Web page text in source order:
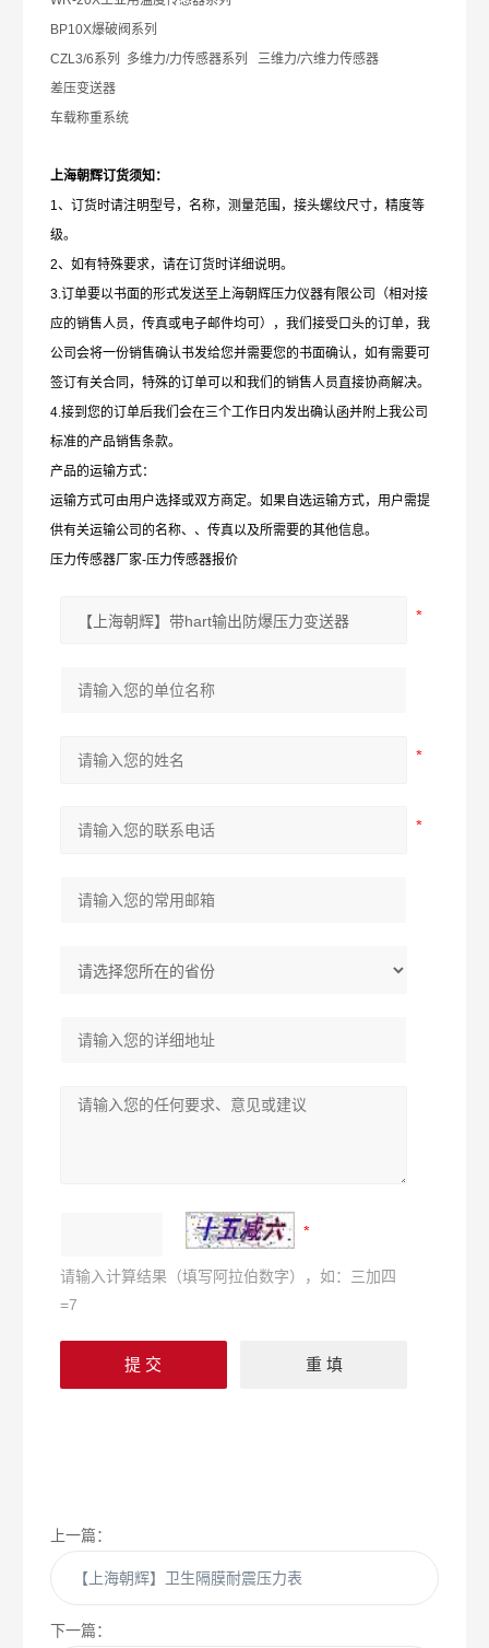
BP10X爆破阀系列
CZL3/6系列 多维力/力传感器系列 三维力/六维力传感器
差压变送器
车载称重系统
上海朝辉订货须知：
1、订货时请注明型号，名称，测量范围，接头螺纹尺寸，精度等
级。
2、如有特殊要求，请在订货时详细说明。
3.订单要以书面的形式发送至上海朝辉压力仪器有限公司（相对接
应的销售人员，传真或电子邮件均可），我们接受口头的订单，我
公司会将一份销售确认书发给您并需要您的书面确认，如有需要可
签订有关合同，特殊的订单可以和我们的销售人员直接协商解决。
4.接到您的订单后我们会在三个工作日内发出确认函并附上我公司
标准的产品销售条款。
产品的运输方式：
运输方式可由用户选择或双方商定。如果自选运输方式，用户需提
供有关运输公司的名称、、传真以及所需要的其他信息。
压力传感器厂家-压力传感器报价
请输入计算结果（填写阿拉伯数字），如：三加四
=7
上一篇：
【上海朝辉】卫生隔膜耐震压力表
下一篇：